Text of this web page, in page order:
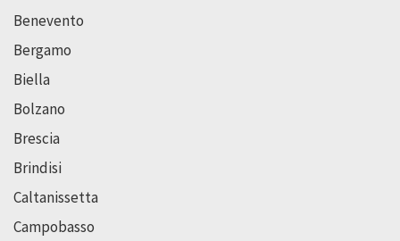
Benevento
Bergamo
Biella
Bolzano
Brescia
Brindisi
Caltanissetta
Campobasso